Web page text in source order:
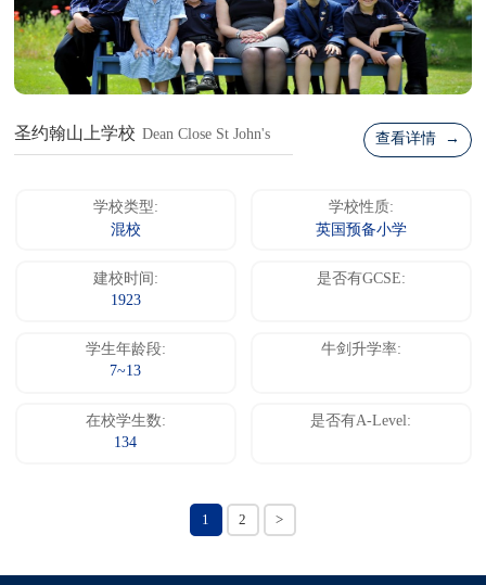
圣约翰山上学校 Dean Close St John's 查看详情 →
学校类型:
混校
学校性质:
英国预备小学
建校时间:
1923
是否有GCSE:
学生年龄段:
7~13
牛剑升学率:
在校学生数:
134
是否有A-Level:
1 2 >